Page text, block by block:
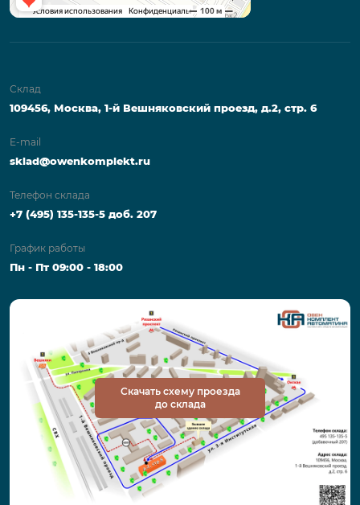
Склад
109456, Москва, 1-й Вешняковский проезд, д.2, стр. 6
E-mail
sklad@owenkomplekt.ru
Телефон склада
+7 (495) 135-135-5 доб. 207
График работы
Пн - Пт 09:00 - 18:00
Скачать схему проезда
до склада